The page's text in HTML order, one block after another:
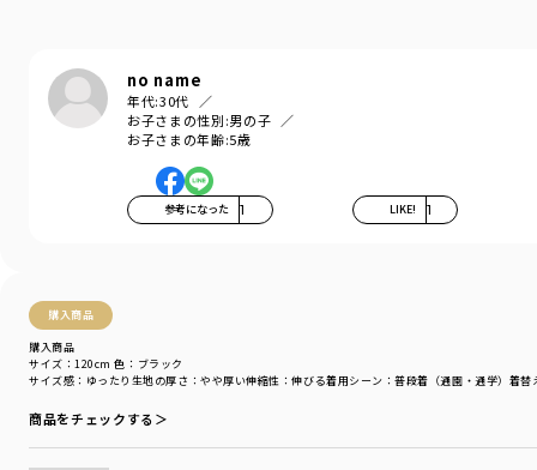
no name
年代:30代
お子さまの性別:男の子
お子さまの年齢:5歳
参考になった 1 LIKE! 1
購入商品
購入商品
サイズ感 ：ゆったり 生地の厚さ ：やや厚い伸縮性 ：伸びる着用シーン ：普段着（通園・通学） 着替
サイズ：120cm 色：ブラック
商品をチェックする＞
性別タイプ
／BOY
商品番号
／11-4206-434